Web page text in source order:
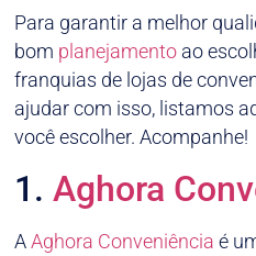
Para garantir a melhor
bom planejamento ao
franquias de lojas de
ajudar com isso, listamos
você escolher. Acompanhe!
1.Aghora
AAghora Conveniência é